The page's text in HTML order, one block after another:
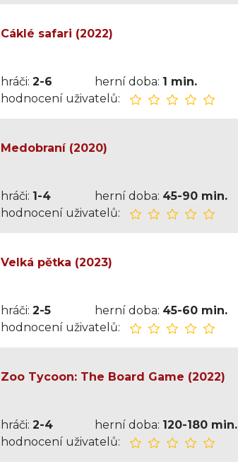
Cáklé safari (2022)
hráči: 2-6 herní doba: 1 min.
hodnocení uživatelů:
Medobraní (2020)
hráči: 1-4 herní doba: 45-90 min.
hodnocení uživatelů:
Velká pětka (2023)
hráči: 2-5 herní doba: 45-60 min.
hodnocení uživatelů:
Zoo Tycoon: The Board Game (2022)
hráči: 2-4 herní doba: 120-180 min.
hodnocení uživatelů: